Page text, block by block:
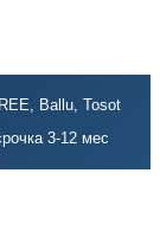
Ballu, Tosot
3-12 мес